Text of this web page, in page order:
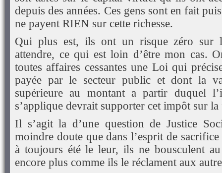
depuis des années. Ces gens sont en fait
ne payent RIEN sur cette richesse.
Qui plus est, ils ont un risque zéro sur
attendre, ce qui est loin d’être mon cas.
toutes affaires cessantes une Loi qui
payée par le secteur public et dont la
supérieure au montant a partir duquel
s’applique devrait supporter cet impôt sur
Il s’agit la d’une question de Justice
moindre doute que dans l’esprit de
à toujours été le leur, ils ne bousculent
encore plus comme ils le réclament aux